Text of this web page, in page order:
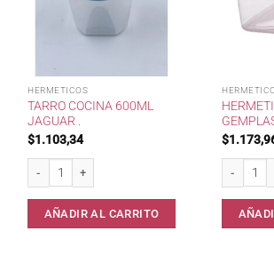
HERMETICOS
TARRO COCINA 600ML
JAGUAR .
$1.103,34
AÑADIR AL CARRITO
$